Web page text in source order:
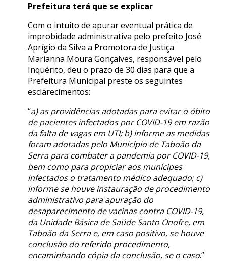
Prefeitura terá que se explicar
Com o intuito de apurar eventual prática de
improbidade administrativa pelo prefeito José
Aprígio da Silva a Promotora de Justiça
Marianna Moura Gonçalves, responsável pelo
Inquérito, deu o prazo de 30 dias para que a
Prefeitura Municipal preste os seguintes
esclarecimentos:
“a) as providências adotadas para evitar o óbito
de pacientes infectados por COVID-19 em razão
da falta de vagas em UTI; b) informe as medidas
foram adotadas pelo Município de Taboão da
Serra para combater a pandemia por COVID-19,
bem como para propiciar aos munícipes
infectados o tratamento médico adequado; c)
informe se houve instauração de procedimento
administrativo para apuração do
desaparecimento de vacinas contra COVID-19,
da Unidade Básica de Saúde Santo Onofre, em
Taboão da Serra e, em caso positivo, se houve
conclusão do referido procedimento,
encaminhando cópia da conclusão, se o caso.”